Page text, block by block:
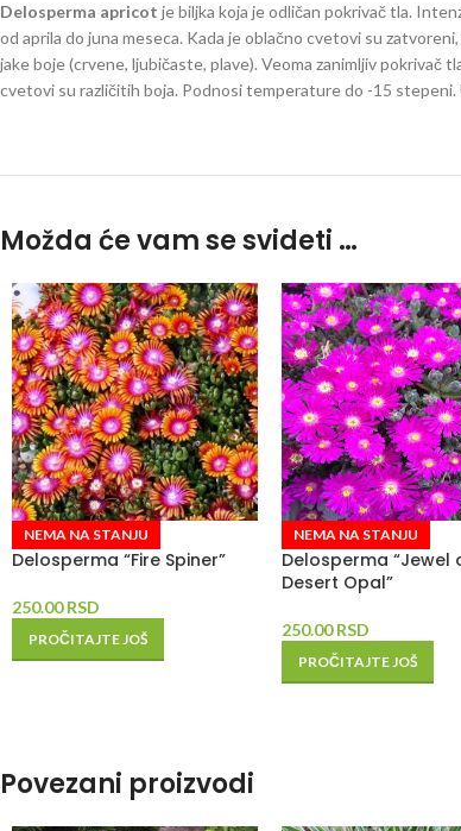
Delosperma apricot je biljka koja je odličan pokrivač tla.
od aprila do juna meseca. Kada je oblačno cvetovi su
jake boje (crvene, ljubičaste, plave). Veoma zanimljiv
cvetovi su različitih boja. Podnosi temperature do -15
Možda će vam se svideti …
NEMA NA STANJU
Delosperma “Fire Spiner”
250.00RSD
PROČITAJTE JOŠ
NEMA NA STANJU
Delosperma “Jewel
Desert Opal”
250.00RSD
PROČITAJTE JOŠ
Povezani proizvodi